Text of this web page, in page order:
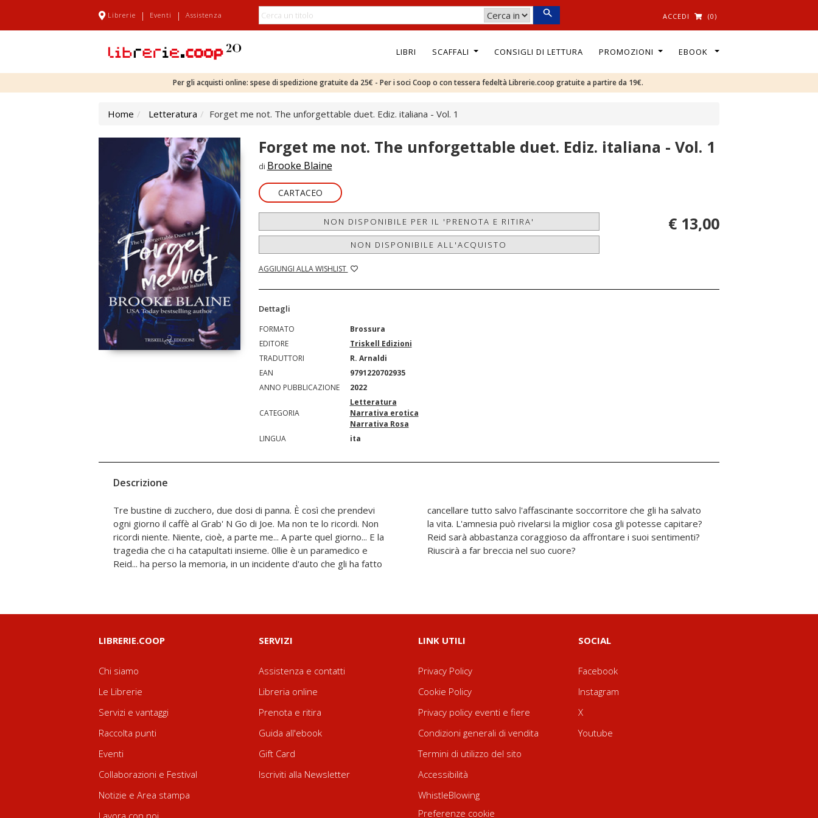
Librerie | Eventi | Assistenza ACCEDI (0)
LIBRI SCAFFALI CONSIGLI DI LETTURA PROMOZIONI EBOOK
Per gli acquisti online: spese di spedizione gratuite da 25€ - Per i soci Coop o con tessera fedeltà Librerie.coop gratuite a partire da 19€.
Home Letteratura Forget me not. The unforgettable duet. Ediz. italiana - Vol. 1
Forget me not. The unforgettable duet. Ediz. italiana - Vol. 1
di Brooke Blaine
CARTACEO
NON DISPONIBILE PER IL 'PRENOTA E RITIRA'
NON DISPONIBILE ALL'ACQUISTO
AGGIUNGI ALLA WISHLIST
€ 13,00
Dettagli
FORMATO
Brossura
EDITORE
Triskell Edizioni
TRADUTTORI
R. Arnaldi
EAN
9791220702935
ANNO PUBBLICAZIONE
2022
CATEGORIA
Letteratura
Narrativa erotica
Narrativa Rosa
LINGUA
ita
Descrizione
Tre bustine di zucchero, due dosi di panna. È così che prendevi
ogni giorno il caffè al Grab' N Go di Joe. Ma non te lo ricordi. Non
ricordi niente. Niente, cioè, a parte me... A parte quel giorno... E la
tragedia che ci ha catapultati insieme. 0llie è un paramedico e
Reid... ha perso la memoria, in un incidente d'auto che gli ha fatto
cancellare tutto salvo l'affascinante soccorritore che gli ha salvato
la vita. L'amnesia può rivelarsi la miglior cosa gli potesse capitare?
Reid sarà abbastanza coraggioso da affrontare i suoi sentimenti?
Riuscirà a far breccia nel suo cuore?
LIBRERIE.COOP
Chi siamo
Le Librerie
Servizi e vantaggi
Raccolta punti
Eventi
Collaborazioni e Festival
Notizie e Area stampa
Lavora con noi
SERVIZI
Assistenza e contatti
Libreria online
Prenota e ritira
Guida all'ebook
Gift Card
Iscriviti alla Newsletter
LINK UTILI
Privacy Policy
Cookie Policy
Privacy policy eventi e fiere
Condizioni generali di vendita
Termini di utilizzo del sito
Accessibilità
WhistleBlowing
Preferenze cookie
SOCIAL
Facebook
Instagram
X
Youtube